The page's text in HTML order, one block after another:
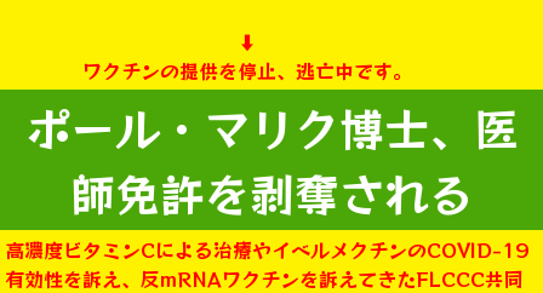
⬇︎
ワクチンの提供を停止、逃亡中です。
ポール・マリク博士、医
師免許を剥奪される
高濃度ビタミンCによる治療やイベルメクチンのCOVID-19
有効性を訴え、反mRNAワクチンを訴えてきたFLCCC共同